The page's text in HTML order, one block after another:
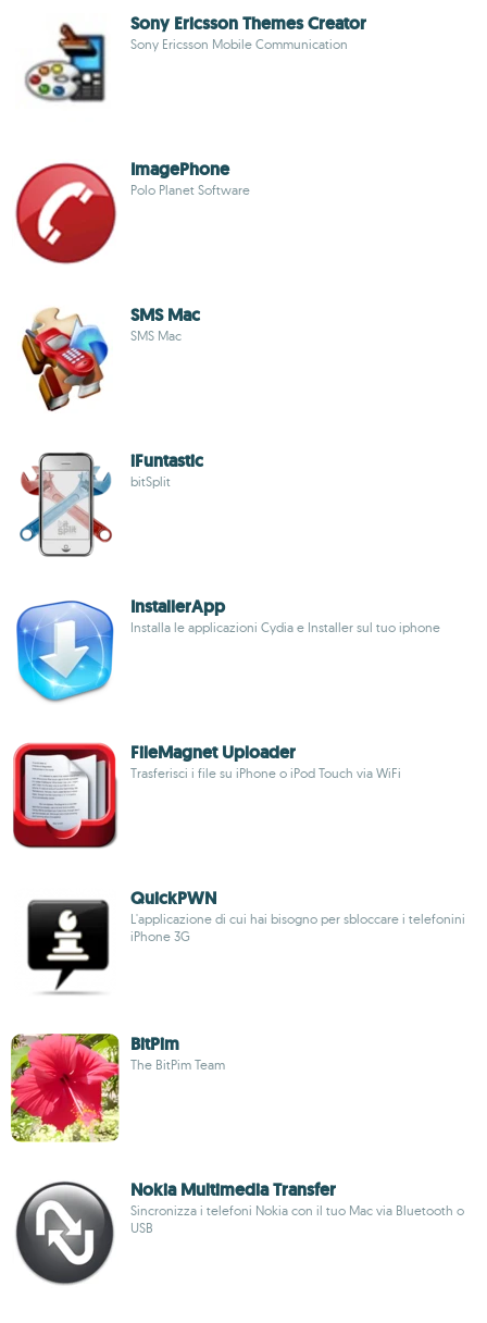
Sony Ericsson Themes Creator
Sony Ericsson Mobile Communication
ImagePhone
Polo Planet Software
SMS Mac
SMS Mac
iFuntastic
bitSplit
InstallerApp
Installa le applicazioni Cydia e Installer sul tuo iphone
FileMagnet Uploader
Trasferisci i file su iPhone o iPod Touch via WiFi
QuickPWN
L'applicazione di cui hai bisogno per sbloccare i telefonini
iPhone 3G
BitPim
The BitPim Team
Nokia Multimedia Transfer
Sincronizza i telefoni Nokia con il tuo Mac via Bluetooth o
USB